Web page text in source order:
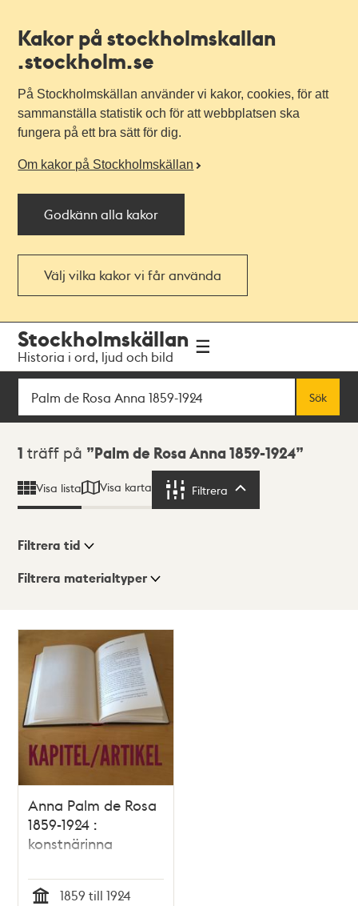
Kakor på stockholmskallan
.stockholm.se
På Stockholmskällan använder vi kakor, cookies, för att
sammanställa statistik och för att webbplatsen ska
fungera på ett bra sätt för dig.
Om kakor på Stockholmskällan
Godkänn alla kakor
Välj vilka kakor vi får använda
navigationen
huvudinnehållet
Stockholmskällan
Historia i ord, ljud och bild
Sök
Sök
Sökresultat
1 träff på Palm de Rosa Anna 1859-1924
Visa lista Visa karta Filtrera
Visningsläge
Lista
Karta
Filtrera tid
Filtrera materialtyper
träffar
Anna Palm de Rosa
1859-1924 :
konstnärinna
1859 till 1924